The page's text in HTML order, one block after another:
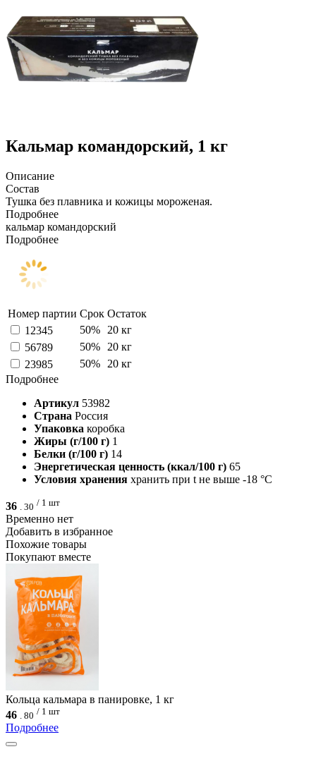
Кальмар командорский, 1 кг
Описание
Состав
Тушка без плавника и кожицы мороженая.
Подробнее
кальмар командорский
Подробнее
Номер партии Срок Остаток
12345
50%
20 кг
56789
50%
20 кг
23985
50%
20 кг
Подробнее
Артикул 53982
Страна Россия
Упаковка коробка
Жиры (г/100 г) 1
Белки (г/100 г) 14
Энергетическая ценность (ккал/100 г) 65
Условия хранения хранить при t не выше -18 °С
36 . 30 / 1 шт
Временно нет
Добавить в избранное
Похожие товары
Покупают вместе
Кольца кальмара в панировке, 1 кг
46 . 80 / 1 шт
Подробнее